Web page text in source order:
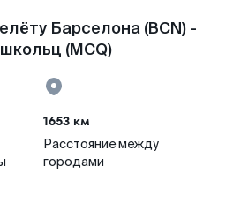
Барселона (BCN) -
(MCQ)
1653 км
Расстояние между
городами